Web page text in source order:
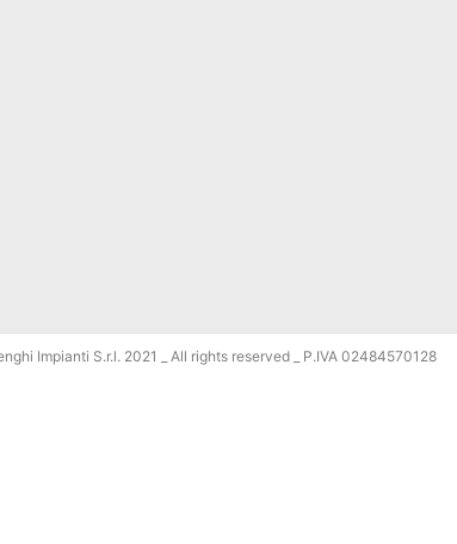
Impianti S.r.l. 2021 _ All rights reserved _ P.IVA 02484570128